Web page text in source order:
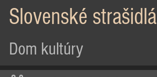
Slovenské strašidlá
Dom kultúry